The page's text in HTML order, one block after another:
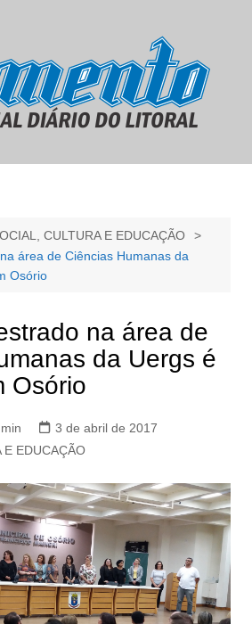
CULTURA E EDUCAÇÃO
área de Ciências Humanas da
Osório
na área de
da Uergs é
Osório
3 de abril de 2017
E EDUCAÇÃO